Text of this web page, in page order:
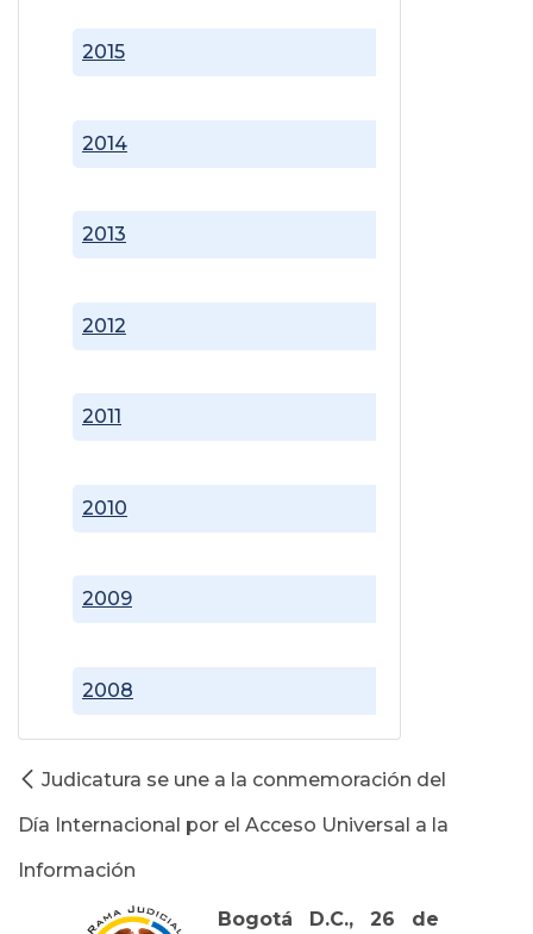
2008
2009
2010
2011
2012
2013
2014
2015
Judicatura se une a la conmemoración del
Día Internacional por el Acceso Universal a la
Información
Bogotá D.C., 26 de